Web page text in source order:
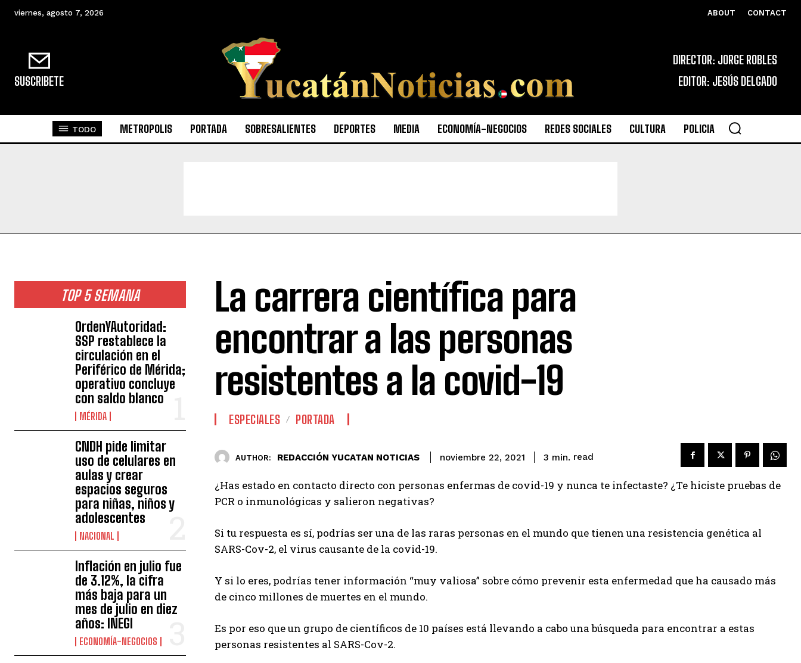
viernes, agosto 7, 2026 ABOUT CONTACT
SUSCRIBETE
DIRECTOR: JORGE ROBLES
EDITOR: JESÚS DELGADO
TODO METROPOLIS PORTADA SOBRESALIENTES DEPORTES MEDIA ECONOMÍA-NEGOCIOS REDES SOCIALES CULTURA POLICIA
TOP 5 SEMANA
OrdenYAutoridad:
SSP restablece la
circulación en el
Periférico de Mérida;
operativo concluye
con saldo blanco
MÉRIDA
CNDH pide limitar
uso de celulares en
aulas y crear
espacios seguros
para niñas, niños y
adolescentes
NACIONAL
Inflación en julio fue
de 3.12%, la cifra
más baja para un
mes de julio en diez
años: INEGI
ECONOMÍA-NEGOCIOS
La carrera científica para
encontrar a las personas
resistentes a la covid-19
ESPECIALES PORTADA
AUTHOR: REDACCIÓN YUCATAN NOTICIAS noviembre 22, 2021 3 min. read
¿Has estado en contacto directo con personas enfermas de covid-19 y nunca te infectaste? ¿Te hiciste pruebas de
PCR o inmunológicas y salieron negativas?
Si tu respuesta es sí, podrías ser una de las raras personas en el mundo que tienen una resistencia genética al
SARS-Cov-2, el virus causante de la covid-19.
Y si lo eres, podrías tener información “muy valiosa” sobre cómo prevenir esta enfermedad que ha causado más
de cinco millones de muertes en el mundo.
Es por eso que un grupo de científicos de 10 países está llevando a cabo una búsqueda para encontrar a estas
personas resistentes al SARS-Cov-2.